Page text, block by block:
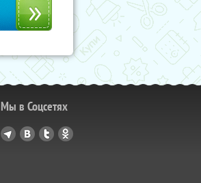
Мы в Соцсетях